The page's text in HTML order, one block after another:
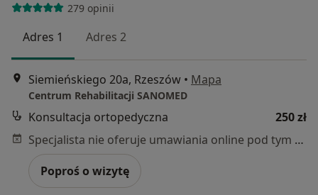
279 opinii
Adres 1 Adres 2
Siemieńskiego 20a, Rzeszów • Mapa
Centrum Rehabilitacji SANOMED
Konsultacja ortopedyczna
250 zł
Specjalista nie oferuje umawiania online pod tym adresem.
Poproś o wizytę